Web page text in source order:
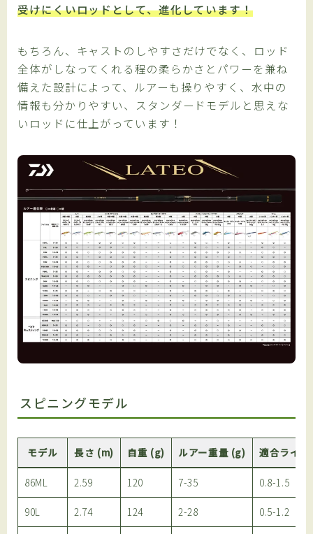
受けにくいロッドとして、進化しています！
もちろん、キャストのしやすさだけでなく、ロッド
全体がしなってくれる程の柔らかさとパワーを兼ね
備えた設計によって、ルアーも操りやすく、水中の
情報も分かりやすい、スタンダードモデルと思えな
いロッドに仕上がっています！
スピニングモデル
モデル 長さ (m) 自重 (g) ルアー重量 (g) 適合ライン
86ML 2.59 120 7-35 0.8-1.5
90L 2.74 124 2-28 0.5-1.2